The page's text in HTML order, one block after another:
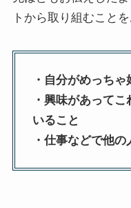
トから取り組むこと
・自分がめっちゃ
・興味があって
いること
・仕事などで他